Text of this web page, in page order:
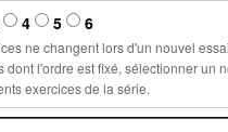
4 5 6
supérieur ou égal à 1 permet de plus de conserver les mêmes valeurs pour les variables communes aux différents exercices de la série.